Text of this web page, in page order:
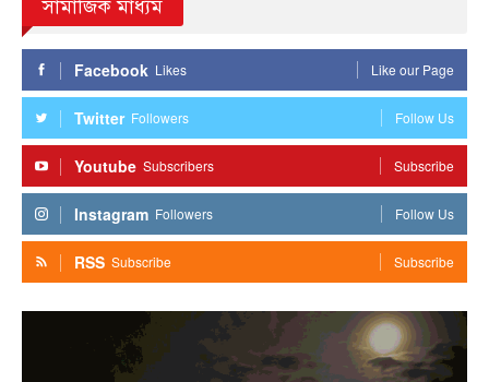
সামাজিক মাধ্যম
Facebook Likes Like our Page
Twitter Followers Follow Us
Youtube Subscribers Subscribe
Instagram Followers Follow Us
RSS Subscribe Subscribe